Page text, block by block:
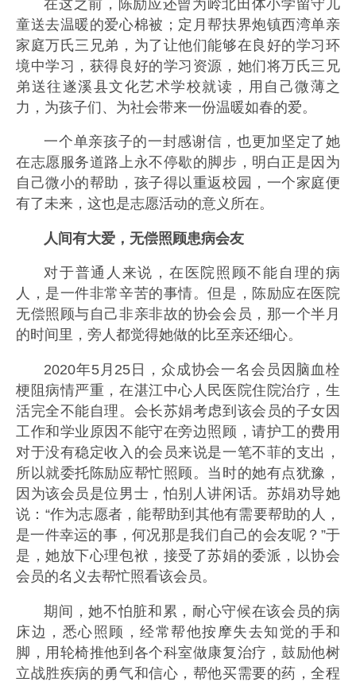
在这之前，陈励应还曾为岭北田体小学留守儿
童送去温暖的爱心棉被；定月帮扶界炮镇西湾单亲
家庭万氏三兄弟，为了让他们能够在良好的学习环
境中学习，获得良好的学习资源，她们将万氏三兄
弟送往遂溪县文化艺术学校就读，用自己微薄之
力，为孩子们、为社会带来一份温暖如春的爱。
一个单亲孩子的一封感谢信，也更加坚定了她
在志愿服务道路上永不停歇的脚步，明白正是因为
自己微小的帮助，孩子得以重返校园，一个家庭便
有了未来，这也是志愿活动的意义所在。
人间有大爱，无偿照顾患病会友
对于普通人来说，在医院照顾不能自理的病
人，是一件非常辛苦的事情。但是，陈励应在医院
无偿照顾与自己非亲非故的协会会员，那一个半月
的时间里，旁人都觉得她做的比至亲还细心。
2020年5月25日，众成协会一名会员因脑血栓
梗阻病情严重，在湛江中心人民医院住院治疗，生
活完全不能自理。会长苏娟考虑到该会员的子女因
工作和学业原因不能守在旁边照顾，请护工的费用
对于没有稳定收入的会员来说是一笔不菲的支出，
所以就委托陈励应帮忙照顾。当时的她有点犹豫，
因为该会员是位男士，怕别人讲闲话。苏娟劝导她
说：“作为志愿者，能帮助到其他有需要帮助的人，
是一件幸运的事，何况那是我们自己的会友呢？”于
是，她放下心理包袱，接受了苏娟的委派，以协会
会员的名义去帮忙照看该会员。
期间，她不怕脏和累，耐心守候在该会员的病
床边，悉心照顾，经常帮他按摩失去知觉的手和
脚，用轮椅推他到各个科室做康复治疗，鼓励他树
立战胜疾病的勇气和信心，帮他买需要的药，全程